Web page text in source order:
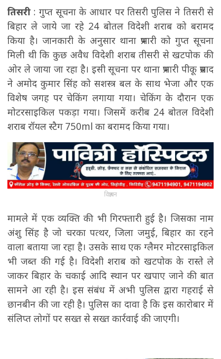
तिसरी : गुप्त सूचना के आधार पर तिसरी पुलिस ने तिसरी से
बिहार ले जाये जा रहे 24 बोतल विदेशी शराब को बरामद
किया है। जानकारी के अनुसार थाना प्रभारी को गुप्त सूचना
मिली थी कि कुछ अवैध विदेशी शराब तीसरी से खटपोक की
ओर ले जाया जा रहा है। इसी सूचना पर थाना प्रभारी पीकू प्रसाद
ने अमोद कुमार सिंह को सशस्त्र बल के साथ भेजा और एक
विशेष जगह पर चेकिंग लगाया गया। चेकिंग के दौरान एक
मोटरसाइकिल पकड़ा गया। जिसमें करीब 24 बोतल विदेशी
शराब रॉयल स्टैग 750ml का बरामद किया गया।
विज्ञापन
मामले में एक व्यक्ति की भी गिरफ्तारी हुई है। जिसका नाम
अंशु सिंह है जो चरका पत्थर, जिला जमुई, बिहार का रहने
वाला बताया जा रहा है। उसके साथ एक ग्लैमर मोटरसाइकिल
भी जब्त की गई है। विदेशी शराब को खटपोक के रास्ते ले
जाकर बिहार के चकाई आदि स्थान पर खपाए जाने की बात
सामने आ रही है। इस संबंध में अभी पुलिस द्वारा गहराई से
छानबीन की जा रही है। पुलिस का दावा है कि इस कारोबार में
संलिप्त लोगों पर सख्त से सख्त कार्रवाई की जाएगी।